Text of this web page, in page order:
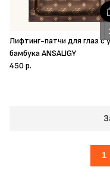
Лифтинг-патчи для глаз с
бамбука ANSALIGY
450 р.
1